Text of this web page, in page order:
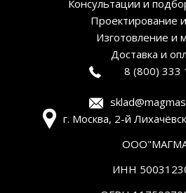
Консультации и
Проектирование
Изготовление и
Доставка и
8 (800) 333
ИНН
г. Москва, 2-й